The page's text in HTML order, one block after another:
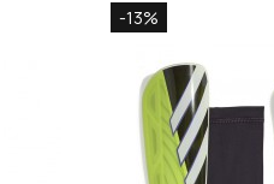
-13%